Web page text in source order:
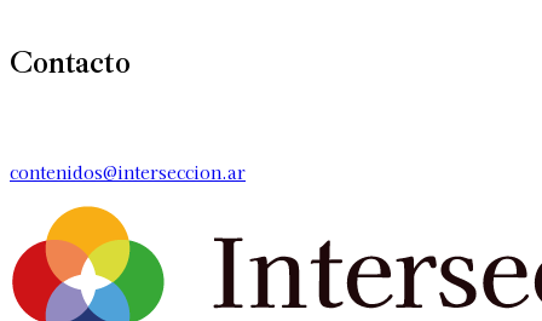
Contacto
contenidos@interseccion.ar